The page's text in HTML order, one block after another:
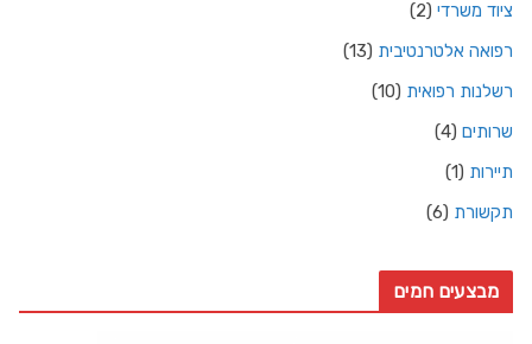
ציוד משרדי (2)
רפואה אלטרנטיבית (13)
רשלנות רפואית (10)
שרותים (4)
תיירות (1)
תקשורת (6)
מבצעים חמים